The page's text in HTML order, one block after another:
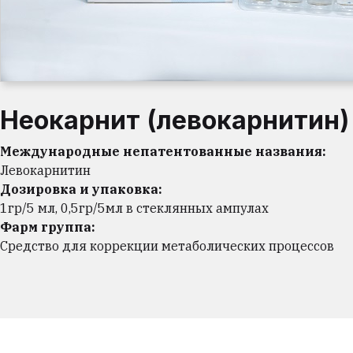
Неокарнит
Международные непатентованные названия:
Левокарнитин
Дозировка и упаковка:
1гр/5 мл, 0,5гр/5мл в стеклянных ампулах
Фарм группа:
Средство для коррекции метаболических процессов